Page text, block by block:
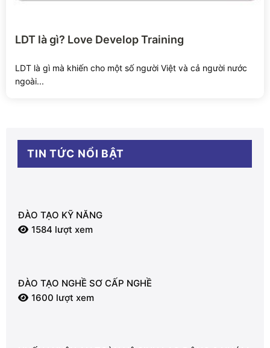
Xem chi tiết
LDT là gì? Love Develop Training
LDT là gì mà khiến cho một số người Việt và cả người nước
ngoài...
TIN TỨC NỔI BẬT
ĐÀO TẠO KỸ NĂNG
1584 lượt xem
ĐÀO TẠO NGHỀ SƠ CẤP NGHỀ
1600 lượt xem